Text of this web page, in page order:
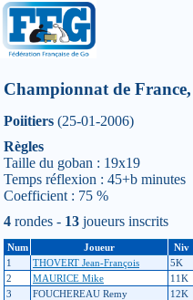
Championnat de
Poiitiers (25-01-2006)
Règles
Taille du goban : 19x19
Temps réflexion : 45+b minutes
Coefficient : 75 %
4 rondes - 13 joueurs inscrits
Num Joueur Niv
1
THOVERT Jean-François 5K
2
MAURICE Mike 11K
3
FOUCHEREAU Remy 12K